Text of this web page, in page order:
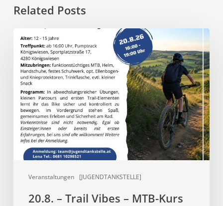
Related Posts
Veranstaltungen [JUGENDTANKSTELLE]
Trail
Vibes
MTB-
Kurs
20.8. – Trail Vibes – MTB-Kurs